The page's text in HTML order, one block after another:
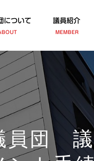
について 議員紹介
MEMBER
員団